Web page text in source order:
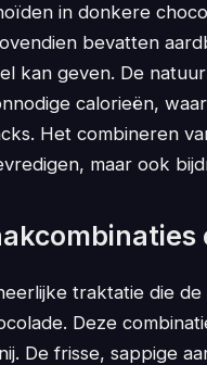
in donkere
bevatten
kan geven. De
calorieën,
Het combineren
maar ook
traktatie die
Deze
De frisse, sappige